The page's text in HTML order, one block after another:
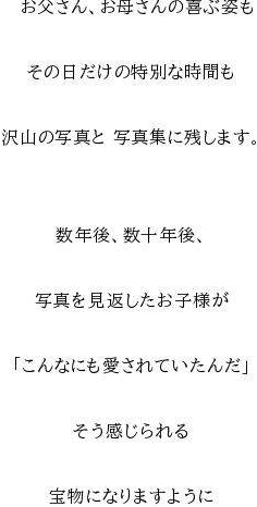
お父さん、お母さんの喜ぶ姿も
その日だけの特別な時間も
沢山の写真と 写真集に残します。
数年後、数十年後、
写真を見返したお子様が
「こんなにも愛されていたんだ」
そう感じられる
宝物になりますように